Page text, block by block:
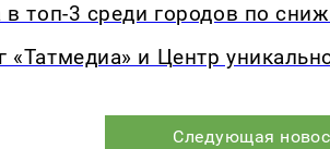
топ-3 среди городов по
«Татмедиа» и Центр
Следующая